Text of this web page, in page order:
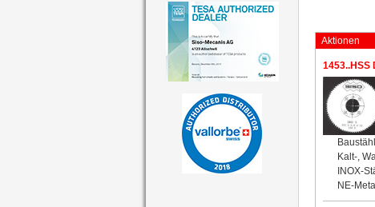
Aktionen
1453..HSS
Kalt-,
INOX-
NE-